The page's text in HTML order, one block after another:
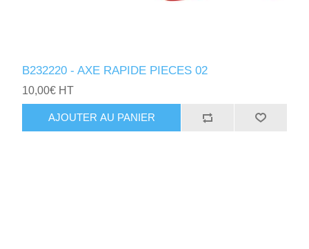
B232220 - AXE RAPIDE PIECES 02
10,00€ HT
AJOUTER AU PANIER